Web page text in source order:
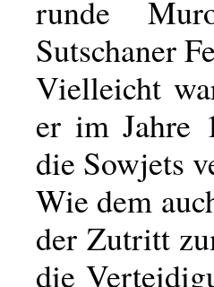
runde
Sutschaner
Vielleicht
er im Jahre
die Sowjets
Wie dem
der Zutritt
die